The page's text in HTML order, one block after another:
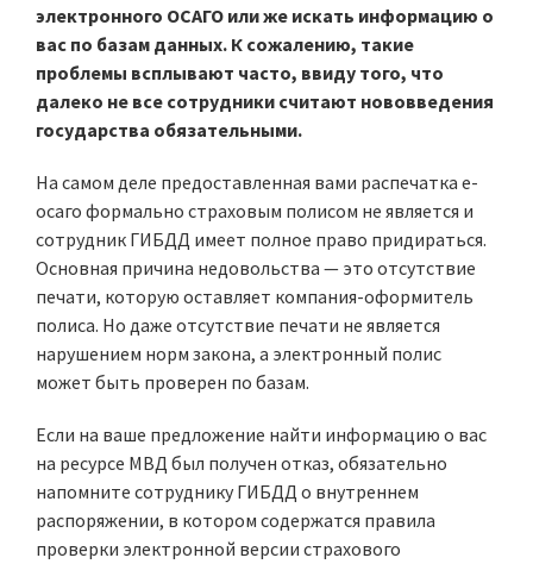
электронного ОСАГО или же искать информацию о
вас по базам данных. К сожалению, такие
проблемы всплывают часто, ввиду того, что
далеко не все сотрудники считают нововведения
государства обязательными.
На самом деле предоставленная вами распечатка e-
осаго формально страховым полисом не является и
сотрудник ГИБДД имеет полное право придираться.
Основная причина недовольства — это отсутствие
печати, которую оставляет компания-оформитель
полиса. Но даже отсутствие печати не является
нарушением норм закона, а электронный полис
может быть проверен по базам.
Если на ваше предложение найти информацию о вас
на ресурсе МВД был получен отказ, обязательно
напомните сотруднику ГИБДД о внутреннем
распоряжении, в котором содержатся правила
проверки электронной версии страхового